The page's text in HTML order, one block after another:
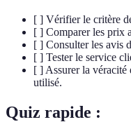
[ ] Vérifier le critère
[ ] Comparer les prix
[ ] Consulter les avis
[ ] Tester le service
[ ] Assurer la véracité
utilisé.
Quiz rapide :